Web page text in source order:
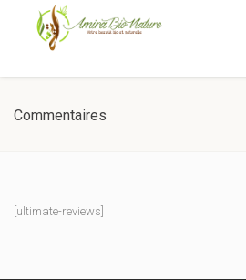
Commentaires
[ultimate-reviews]